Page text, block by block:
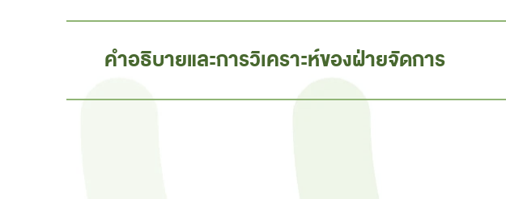
คำอธิบายและการวิเคราะห์ของฝ่ายจัดการ